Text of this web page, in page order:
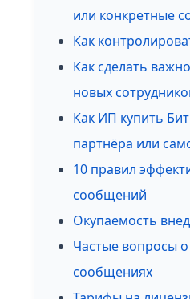
или конкретные
Как
Как сделать
новых
Как ИП купить
партнёра или
10 правил
сообщений
Окупаемость
Частые вопросы
сообщениях